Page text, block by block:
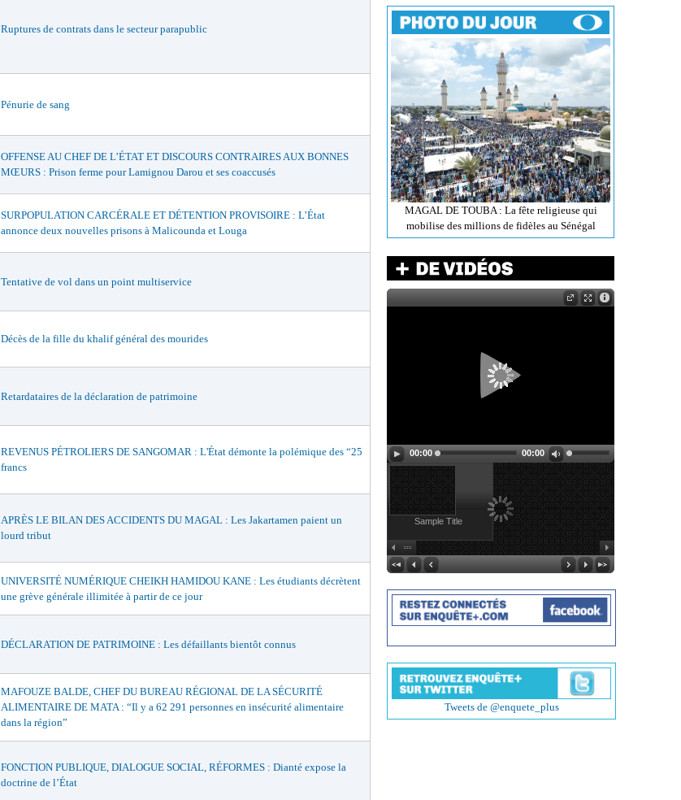
Ruptures de contrats dans le secteur parapublic
Pénurie de sang
OFFENSE AU CHEF DE L’ÉTAT ET DISCOURS CONTRAIRES AUX BONNES
MŒURS : Prison ferme pour Lamignou Darou et ses coaccusés
SURPOPULATION CARCÉRALE ET DÉTENTION PROVISOIRE : L’État
annonce deux nouvelles prisons à Malicounda et Louga
Tentative de vol dans un point multiservice
Décès de la fille du khalif général des mourides
Retardataires de la déclaration de patrimoine
REVENUS PÉTROLIERS DE SANGOMAR : L'État démonte la polémique des “25
francs
APRÈS LE BILAN DES ACCIDENTS DU MAGAL : Les Jakartamen paient un
lourd tribut
UNIVERSITÉ NUMÉRIQUE CHEIKH HAMIDOU KANE : Les étudiants décrètent
une grève générale illimitée à partir de ce jour
DÉCLARATION DE PATRIMOINE : Les défaillants bientôt connus
MAFOUZE BALDE, CHEF DU BUREAU RÉGIONAL DE LA SÉCURITÉ
ALIMENTAIRE DE MATA : “Il y a 62 291 personnes en insécurité alimentaire
dans la région”
FONCTION PUBLIQUE, DIALOGUE SOCIAL, RÉFORMES : Dianté expose la
doctrine de l’État
MAGAL DE TOUBA : La fête religieuse qui
mobilise des millions de fidèles au Sénégal
00:00 00:00
Sample Title
Tweets de @enquete_plus